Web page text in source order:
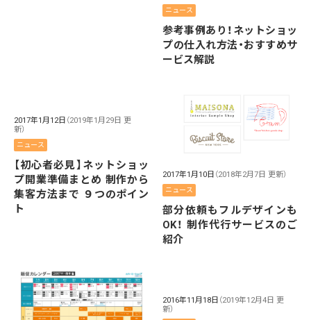
ニュース
参考事例あり！ネットショッ
プの仕入れ方法・おすすめサ
ービス解説
2017年1月12日 （2019年1月29日 更
新）
ニュース
【初心者必見】ネットショッ
プ開業準備まとめ 制作から
集客方法まで ９つのポイン
ト
2017年1月10日 （2018年2月7日 更新）
ニュース
部分依頼もフルデザインも
OK！ 制作代行サービスのご
紹介
2016年11月18日 （2019年12月4日 更
新）